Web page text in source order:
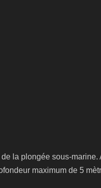
la plongée sous-marine.
maximum de 5